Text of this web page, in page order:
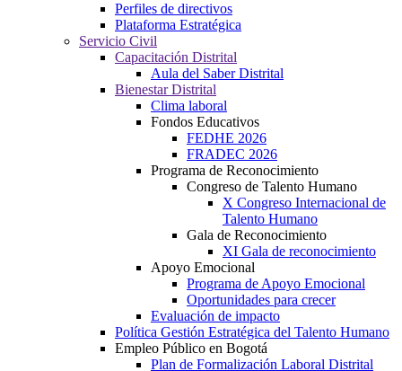
Perfiles de directivos
Plataforma Estratégica
Servicio Civil
Capacitación Distrital
Aula del Saber Distrital
Bienestar Distrital
Clima laboral
Fondos Educativos
FEDHE 2026
FRADEC 2026
Programa de Reconocimiento
Congreso de Talento Humano
X Congreso Internacional de
Talento Humano
Gala de Reconocimiento
XI Gala de reconocimiento
Apoyo Emocional
Programa de Apoyo Emocional
Oportunidades para crecer
Evaluación de impacto
Política Gestión Estratégica del Talento Humano
Empleo Público en Bogotá
Plan de Formalización Laboral Distrital